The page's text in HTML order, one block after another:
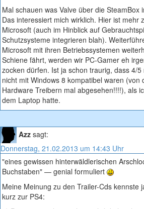
Mal schauen was Valve über die SteamBox
Das interessiert mich wirklich. Hier ist mehr
Microsoft (auch im Hinblick auf
Schutzsysteme integrieren blah).
Microsoft mit ihren Betriebssystemen
Schiene fährt, werden wir PC-Gamer eh
zocken dürfen. Ist ja schon traurig, dass 4/
nicht mit Windows 8 kompatibel waren (von
Hardware Treibern mal abgesehen!!!!), als
dem Laptop hatte.
Azz sagt:
Donnerstag, 21.02.2013 um 14:43 Uhr
"eines gewissen hinterwäldlerischen
Buchstaben" — genial formuliert
Meine Meinung zu den Trailer-Cds kennste
kurz zur PS4: